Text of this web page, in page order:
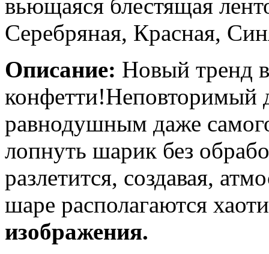
вьющаяся блестящая
Серебряная, Красная,
Описание: Новый тренд
конфетти!Неповторимый
равнодушным даже
лопнуть шарик без
разлетится, создавая,
шаре располагаются
изображения.